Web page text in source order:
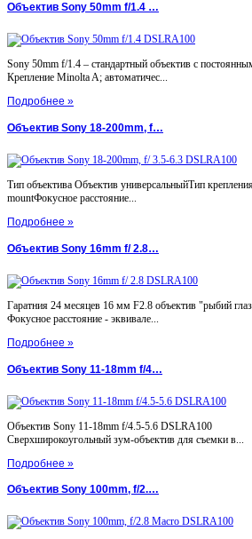
Объектив Sony 50mm f/1.4 …
Sony 50mm f/1.4 – стандартный объектив с
Крепление Minolta A; автоматичес...
Подробнее »
Объектив Sony 18-200mm, f…
Тип объектива Объектив универсальныйТип
mountФокусное расстояние...
Подробнее »
Объектив Sony 16mm f/ 2.8…
Гаратния 24 месяцев 16 мм F2.8 объектив "рыбий
Фокусное расстояние - эквивале...
Подробнее »
Объектив Sony 11-18mm f/4…
Объектив Sony 11-18mm f/4.5-5.6 DSLRA100
Сверхширокоугольный зум-объектив для съемки в...
Подробнее »
Объектив Sony 100mm, f/2.…